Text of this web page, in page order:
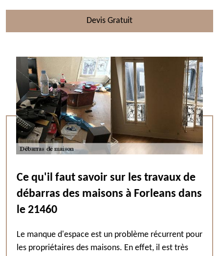
Devis Gratuit
Ce qu'il faut savoir sur les travaux de
débarras des maisons à Forleans dans
le 21460
Le manque d'espace est un problème récurrent pour
les propriétaires des maisons. En effet, il est très